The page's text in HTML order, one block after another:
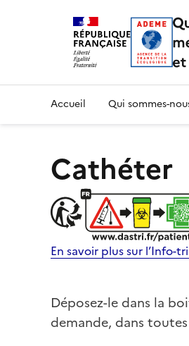
Accueil — Que Faire
Accueil Qui sommes-
Cathéter
En savoir plus sur l’Info-tri
Déposez-le dans la
demande, dans